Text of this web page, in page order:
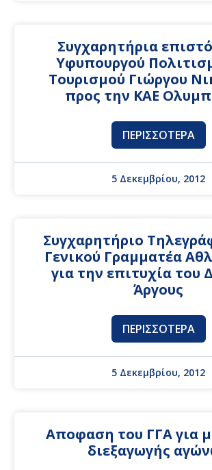
Συγχαρητήρια
Υφυπουργού
Τουρισμού Γιώργου
προς την ΚΑΕ
ΠΕΡΙΣΣΌΤΕΡΑ
5 Δεκεμβρίου, 2012
Συγχαρητήριο
Γενικού Γραμματέα
για την επιτυχία του
Άργους
ΠΕΡΙΣΣΌΤΕΡΑ
5 Δεκεμβρίου, 2012
Αποφαση του ΓΓΑ για
διεξαγωγής